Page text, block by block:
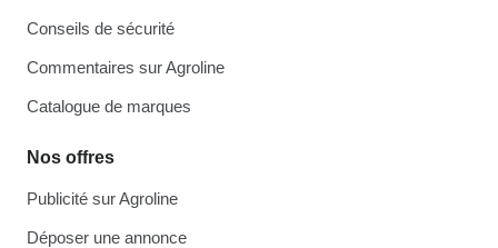
Conseils de sécurité
Commentaires sur Agroline
Catalogue de marques
Nos offres
Publicité sur Agroline
Déposer une annonce